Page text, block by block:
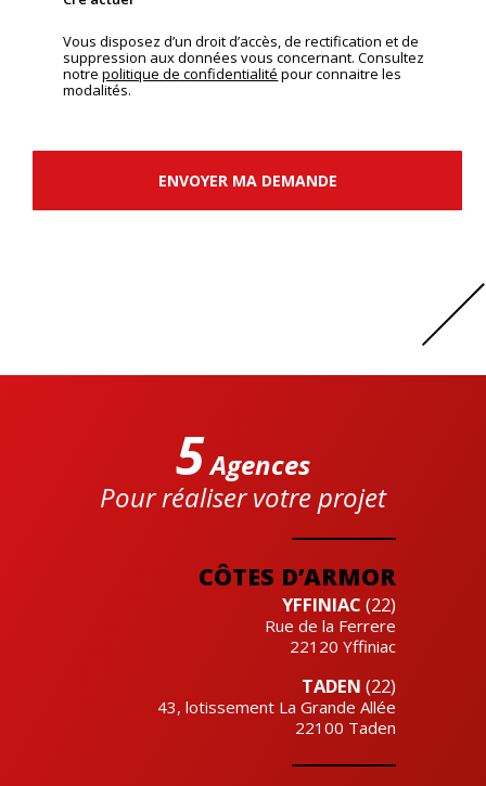
Vous disposez d’un droit d’accès, de rectification et de
suppression aux données vous concernant. Consultez
notrepolitique de confidentialité pour connaitre les
modalités.
ENVOYER MA DEMANDE
CÔTES D’ARMOR
YFFINIAC (22)
Rue de la Ferrere
22120 Yffiniac
TADEN (22)
43, lotissement La Grande Allée
22100 Taden
5Agences
Pour réaliser votre projet